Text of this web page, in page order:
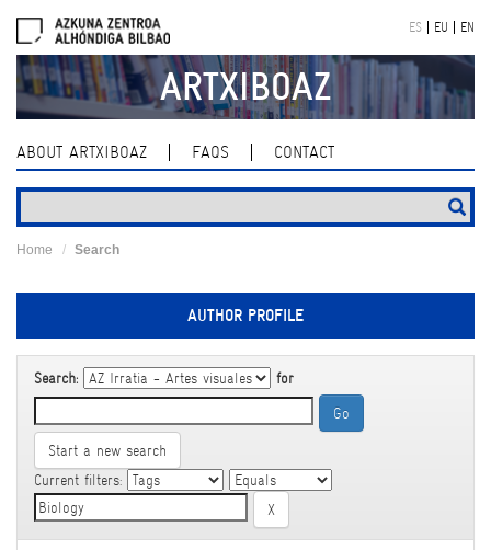
navigation
ES EU EN
ARTXIBOAZ
ABOUT ARTXIBOAZ FAQS CONTACT
Home Search
AUTHOR PROFILE
Search: for
Start a new search
Current filters: